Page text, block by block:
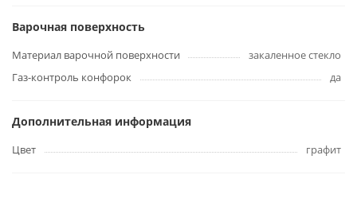
Варочная поверхность
Материал варочной поверхности
закаленное стекло
Газ-контроль конфорок
да
Дополнительная информация
Цвет графит